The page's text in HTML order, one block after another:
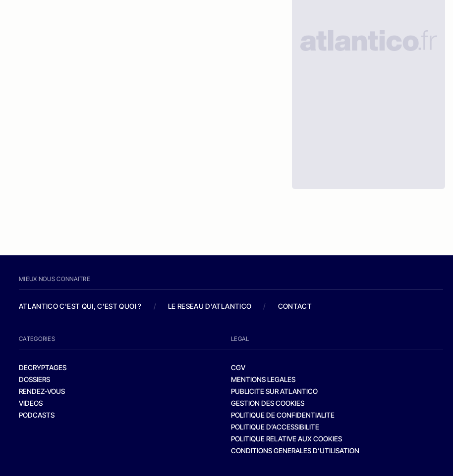
MIEUX NOUS CONNAITRE
ATLANTICO C'EST QUI, C'EST QUOI ? / LE RESEAU D'ATLANTICO / CONTACT
CATEGORIES
DECRYPTAGES
DOSSIERS
RENDEZ-VOUS
VIDEOS
PODCASTS
LEGAL
CGV
MENTIONS LEGALES
PUBLICITE SUR ATLANTICO
GESTION DES COOKIES
POLITIQUE DE CONFIDENTIALITE
POLITIQUE D’ACCESSIBILITE
POLITIQUE RELATIVE AUX COOKIES
CONDITIONS GENERALES D’UTILISATION